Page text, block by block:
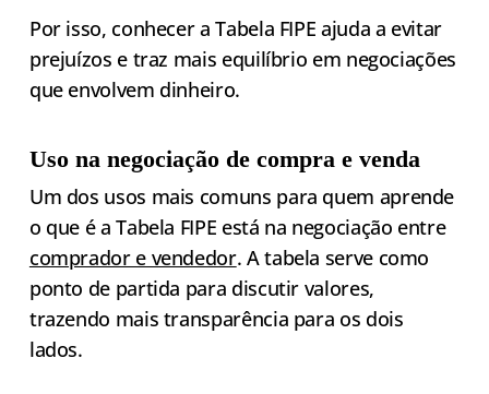
Por isso, conhecer a Tabela FIPE ajuda a evitar
prejuízos e traz mais equilíbrio em negociações
que envolvem dinheiro.
Uso na negociação de compra e venda
Um dos usos mais comuns para quem aprende
o que é a Tabela FIPE está na negociação entre
comprador e vendedor. A tabela serve como
ponto de partida para discutir valores,
trazendo mais transparência para os dois
lados.